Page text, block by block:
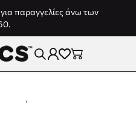
παραγγελίες άνω των